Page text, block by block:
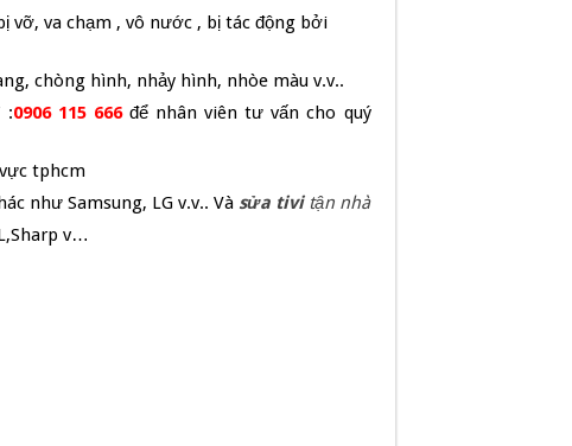
va chạm , vô nước , bị tác động bởi
chòng hình, nhảy hình, nhòe màu v.v..
:0906 115 666để nhân viên tư vấn cho quý
tphcm
như Samsung, LG v.v.. Và sửa tivitận nhà
v…